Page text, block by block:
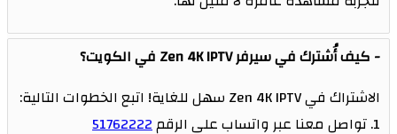
كيف أُشترك في سيرفر Zen 4K IPTV في الكويت؟
الاشتراك في Zen 4K IPTV سهل للغاية! اتبع الخطوات التالية:
1. تواصل معنا عبر واتساب على الرقم
51762222